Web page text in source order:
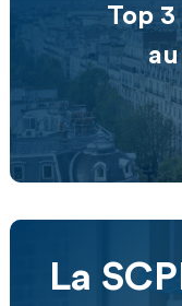
Top 3
au
La SCPI